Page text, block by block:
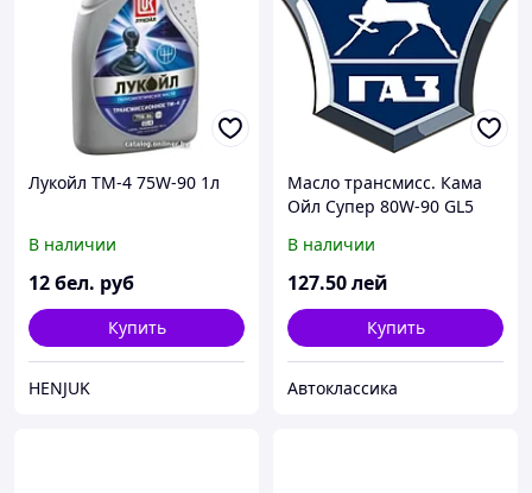
Лукойл ТМ-4 75W-90 1л
В наличии
12бел. руб
Купить
HENJUK
Масло трансмисс. Кама
Ойл Супер 80W-90 GL5
В наличии
127.50лей
Купить
Автоклассика